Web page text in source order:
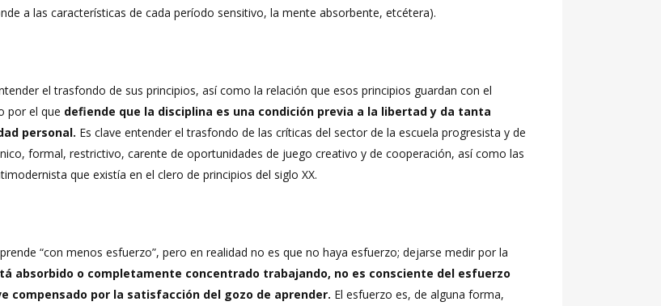
a las características de cada período sensitivo, la mente absorbente, etcétera).
el trasfondo de sus principios, así como la relación que esos principios guardan con el
por el que defiende que la disciplina es una condición previa a la libertad y da tanta
personal. Es clave entender el trasfondo de las críticas del sector de la escuela progresista y de
formal, restrictivo, carente de oportunidades de juego creativo y de cooperación, así como las
que existía en el clero de principios del siglo XX.
“con menos esfuerzo”, pero en realidad no es que no haya esfuerzo; dejarse medir por la
absorbido o completamente concentrado trabajando, no es consciente del esfuerzo
compensado por la satisfacción del gozo de aprender. El esfuerzo es, de alguna forma,